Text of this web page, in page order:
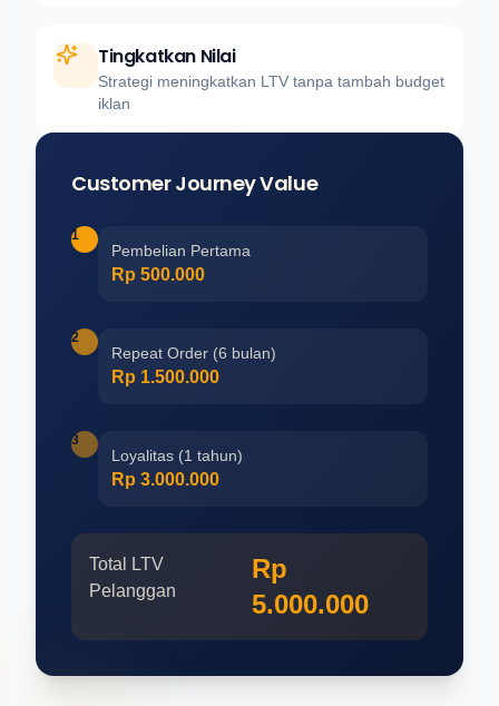
Customer Journey Value
1
Pembelian Pertama
Rp 500.000
2
Repeat Order (6 bulan)
Rp 1.500.000
3
Loyalitas (1 tahun)
Rp 3.000.000
Total LTV
Pelanggan
Rp
5.000.000
Tingkatkan Nilai
Strategi meningkatkan LTV tanpa tambah budget
iklan